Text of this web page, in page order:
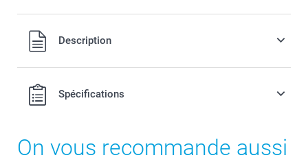
Tous les prix sont TVA incluse
Description
Spécifications
On vous recommande aussi